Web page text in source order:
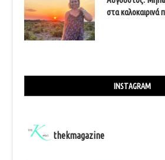
στα καλοκαιρινά
INSTAGRAM
thekmagazine